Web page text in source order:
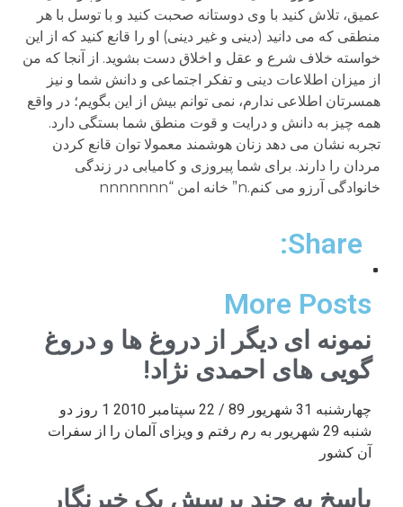
Share:
More Posts
نمونه ای دیگر از دروغ ها و دروغ
گویی های احمدی نژاد!
چهارشنبه 31 شهریور 89 / 22 سپتامبر 2010 1 روز دو
شنبه 29 شهریور به رم رفتم و ویزای آلمان را از سفرات
آن کشور
پاسخ به چند پرسش یک خبرنگار